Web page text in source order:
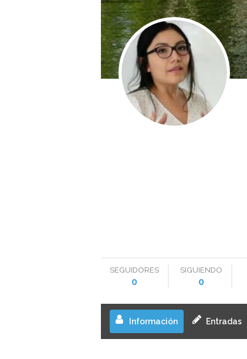
SEGUIDORES
0
SIGUIENDO
0
Información Entradas